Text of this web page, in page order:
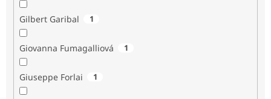
Gilbert Garibal 1
Giovanna Fumagalliová 1
Giuseppe Forlai 1